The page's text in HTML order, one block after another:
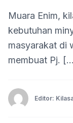
Muara Enim,
kebutuhan
masyarakat di
membuat Pj.
Editor: